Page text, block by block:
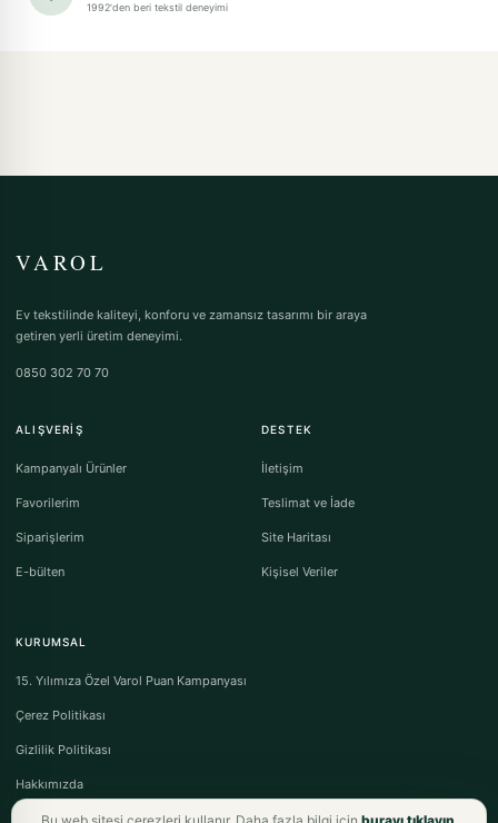
1992'den beri tekstil deneyimi
VAROL
Ev tekstilinde kaliteyi, konforu ve zamansız tasarımı bir araya
getiren yerli üretim deneyimi.
0850 302 70 70
ALIŞVERIŞ
Kampanyalı Ürünler
Favorilerim
Siparişlerim
E-bülten
DESTEK
İletişim
Teslimat ve İade
Site Haritası
Kişisel Veriler
KURUMSAL
15. Yılımıza Özel Varol Puan Kampanyası
Çerez Politikası
Gizlilik Politikası
Hakkımızda